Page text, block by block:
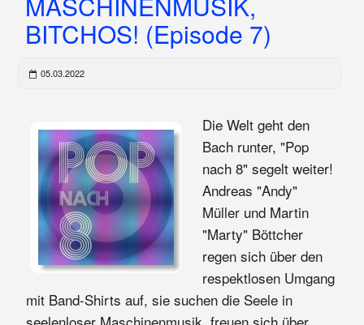
BITCHOS! (Episode 7)
05.03.2022
Die Welt geht den
Bach runter, "Pop
nach 8" segelt weiter!
Andreas "Andy"
Müller und Martin
"Marty" Böttcher
regen sich über den
respektlosen Umgang
mit Band-Shirts auf, sie suchen die Seele in